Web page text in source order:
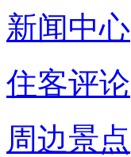
新闻中心
住客评论
周边景点